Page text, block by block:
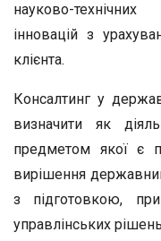
науково-
інновацій з
клієнта.
Консалтинг у
визначити як
предметом якої є
вирішення
з підготовкою,
управлінських